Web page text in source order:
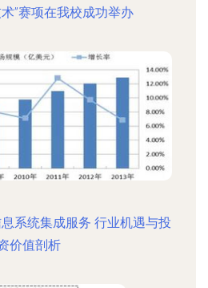
”赛项在我校成功举办
系统集成服务 行业机遇与投
价值剖析